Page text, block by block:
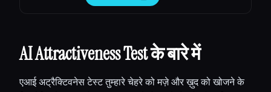
AI Attractiveness Test के बारे में
एआई अट्रैक्टिवनेस टेस्ट तुम्हारे चेहरे को मज़े और ख़ुद को खोजने के